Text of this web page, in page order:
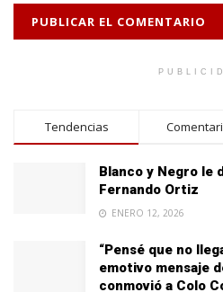
Tendencias
Blanco y Negro le
Fernando Ortiz
ENERO 12, 2026
“Pensé que no
emotivo mensaje
conmovió a Colo